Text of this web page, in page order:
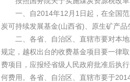
一、自2014年12月1日起，在全国范
炭可持续发展基金(山西省)、原生矿产
二、各省、自治区、直辖市要对本地
规定，越权出台的收费基金项目要一律
费项目，应报经省级人民政府批准后执
何费用。各省、自治区、直辖市要于